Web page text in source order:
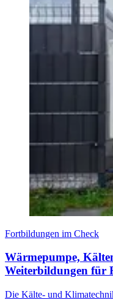
Fortbildungen im Check
Wärmepumpe,
Weiterbildungen für
Die Kälte- und